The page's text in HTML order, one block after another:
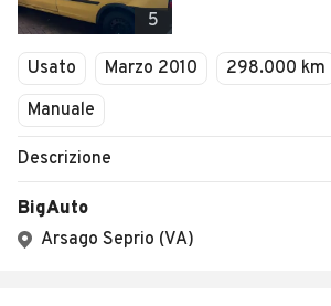
5
Usato Marzo 2010 298.000 km
Manuale
Descrizione
BigAuto
Arsago Seprio (VA)